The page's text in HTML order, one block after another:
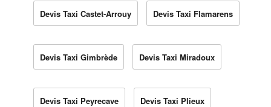
Devis Taxi Castet-Arrouy Devis Taxi Flamarens
Devis Taxi Gimbrède Devis Taxi Miradoux
Devis Taxi Peyrecave Devis Taxi Plieux